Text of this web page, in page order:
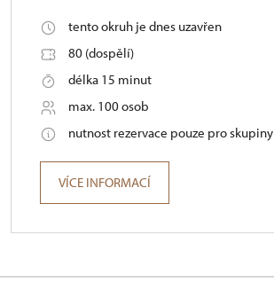
tento okruh je dnes uzavřen
80 (dospělí)
délka 15 minut
max. 100 osob
nutnost rezervace pouze pro skupiny
VÍCE INFORMACÍ